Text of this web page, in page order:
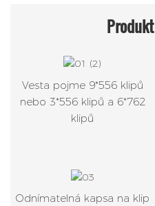
Produkt
Vesta pojme 9*556 klipů
nebo 3*556 klipů a 6*762
klipů
Odnímatelná kapsa na klip